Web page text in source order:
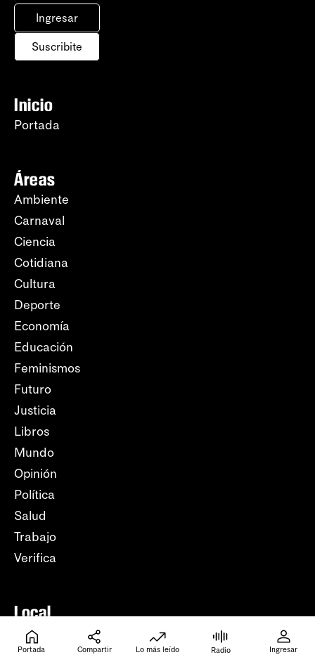
Ingresar
Suscribite
Inicio
Portada
Áreas
Ambiente
Carnaval
Ciencia
Cotidiana
Cultura
Deporte
Economía
Educación
Feminismos
Futuro
Justicia
Libros
Mundo
Opinión
Política
Salud
Trabajo
Verifica
Local
Colonia
Maldonado
Portada Compartir Lo más leído Radio Ingresar